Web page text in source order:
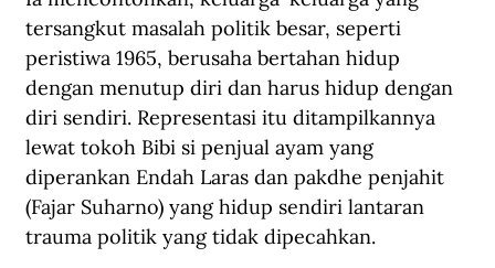
tersangkut masalah politik besar, seperti
peristiwa 1965, berusaha bertahan hidup
dengan menutup diri dan harus hidup dengan
diri sendiri. Representasi itu ditampilkannya
lewat tokoh Bibi si penjual ayam yang
diperankan Endah Laras dan pakdhe penjahit
(Fajar Suharno) yang hidup sendiri lantaran
trauma politik yang tidak dipecahkan.